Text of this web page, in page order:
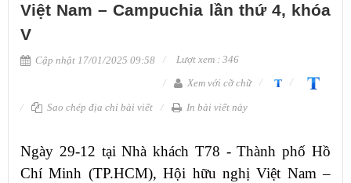
Việt Nam – Campuchia lần thứ 4, khóa
V
Cập nhật 17/01/2025 09:58
Lượt xem : 346
Xem với cỡ chữ
Sao chép địa chỉ bài viết In bài viết này
Ngày 29-12 tại Nhà khách T78 - Thành phố Hồ
Chí Minh (TP.HCM), Hội hữu nghị Việt Nam –